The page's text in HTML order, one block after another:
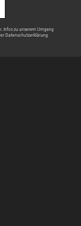
Infos zu unserem Umgang
Datenschutzerklärung.